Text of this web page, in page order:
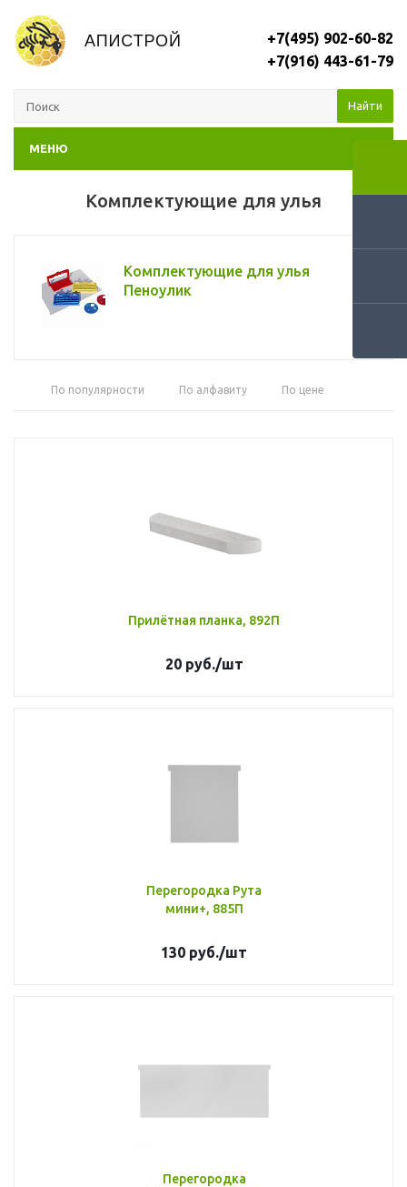
+7(495) 902-60-82
+7(916) 443-61-79
Найти
МЕНЮ
Комплектующие для улья
Комплектующие для улья
Пеноулик
По популярности По алфавиту По цене
Прилётная планка, 892П
20руб./шт
Перегородка Рута
мини+, 885П
130 руб./шт
Перегородка